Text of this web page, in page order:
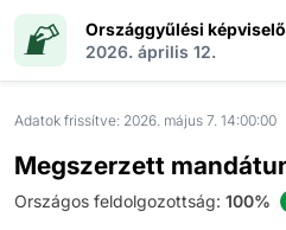
Országgyűlési
2026. április 12.
Adatok frissítve: 2026. május 7. 14:00:00
Megszerzett
Országos feldolgozottság: 100%